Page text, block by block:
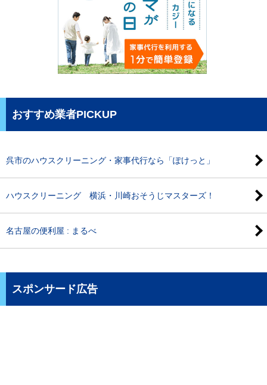
おすすめ業者PICKUP
呉市のハウスクリーニング・家事代行なら「ぽけっと」
ハウスクリーニング 横浜・川崎おそうじマスターズ！
名古屋の便利屋 : まるべ
スポンサード広告